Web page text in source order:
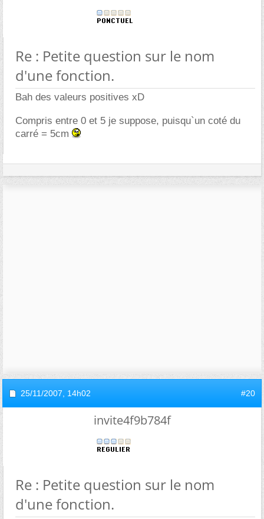
Re : Petite question sur le nom
d'une fonction.
Bah des valeurs positives xD
Compris entre 0 et 5 je suppose, puisqu`un coté du
carré = 5cm
25/11/2007, 14h02 #20
invite4f9b784f
Re : Petite question sur le nom
d'une fonction.